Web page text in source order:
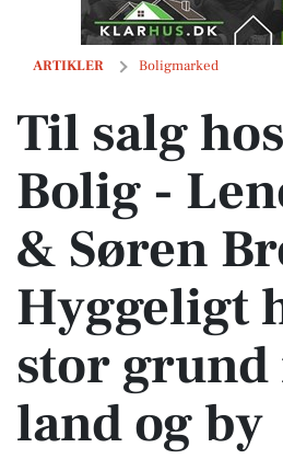
ARTIKLER Boligmarked
Til salg hos CD Bolig - Lene Bang
Til salg
Bolig -
& Søren
Hyggeligt
stor
land og by